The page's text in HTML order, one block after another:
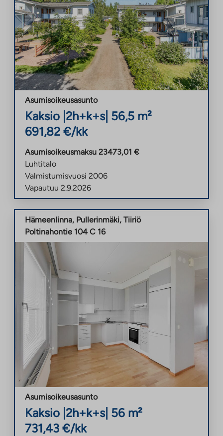
Asumisoikeusasunto
Kaksio 2h+k+s| 56,5 m²
691,82 €/kk
Asumisoikeusmaksu 23473,01 €
Luhtitalo
Valmistumisvuosi 2006
Vapautuu 2.9.2026
Hämeenlinna, Pullerinmäki, Tiiriö
Poltinahontie 104 C 16
Asumisoikeusasunto
Kaksio 2h+k+s| 56 m²
731,43 €/kk